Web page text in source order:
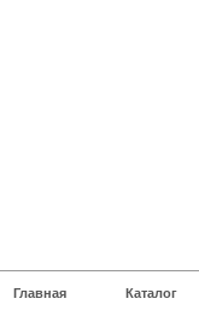
Главная Каталог